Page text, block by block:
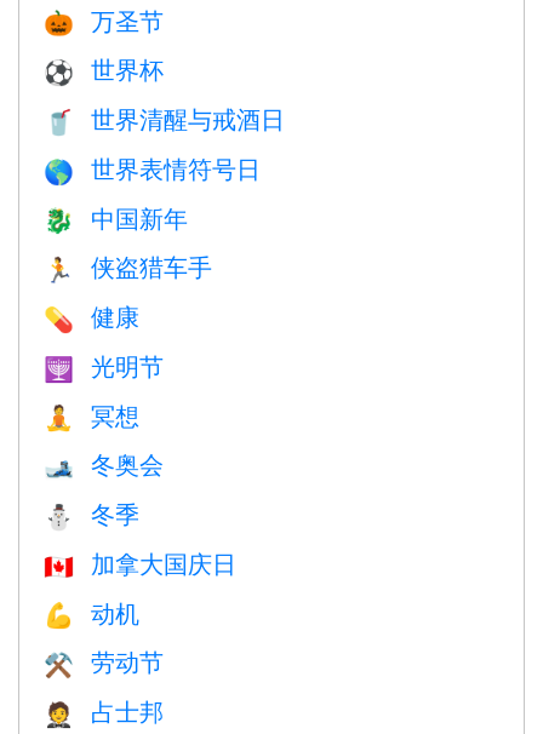
🎃 万圣节
⚽ 世界杯
🥤 世界清醒与戒酒日
🌎 世界表情符号日
🐉 中国新年
🏃 侠盗猎车手
💊 健康
🕎 光明节
🧘 冥想
🎿 冬奥会
⛄ 冬季
🇨🇦 加拿大国庆日
💪 动机
⚒️ 劳动节
🤵 占士邦